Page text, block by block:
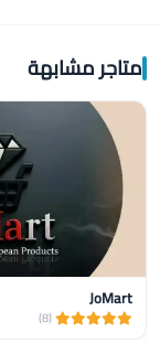
متاجر مشابهة
JoMart
(8)